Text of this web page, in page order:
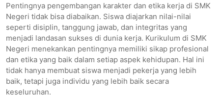
Pentingnya pengembangan karakter dan etika kerja di SMK
Negeri tidak bisa diabaikan. Siswa diajarkan nilai-nilai
seperti disiplin, tanggung jawab, dan integritas yang
menjadi landasan sukses di dunia kerja. Kurikulum di SMK
Negeri menekankan pentingnya memiliki sikap profesional
dan etika yang baik dalam setiap aspek kehidupan. Hal ini
tidak hanya membuat siswa menjadi pekerja yang lebih
baik, tetapi juga individu yang lebih baik secara
keseluruhan.